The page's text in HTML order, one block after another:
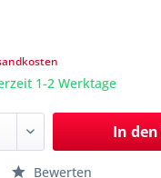
1-2 Werktage
In den
Bewerten